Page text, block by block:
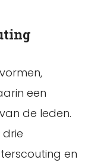
een
de leden.
en